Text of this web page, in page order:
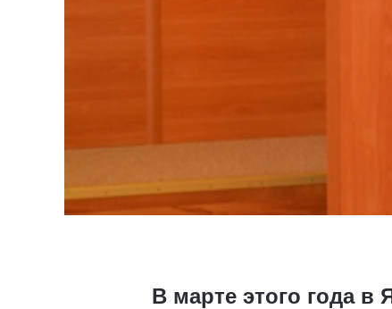
В марте этого года